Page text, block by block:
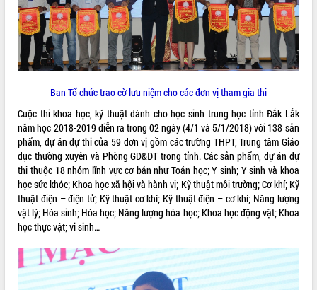
QUY HOẠCH - KẾ HOẠCH
Ban Tổ chức trao cờ lưu niệm cho các đơn vị tham gia thi
Cuộc thi khoa học, kỹ thuật dành cho học sinh trung học tỉnh Đắk Lắk
năm học 2018-2019 diễn ra trong 02 ngày (4/1 và 5/1/2018) với 138 sản
phẩm, dự án dự thi của 59 đơn vị gồm các trường THPT, Trung tâm Giáo
dục thường xuyên và Phòng GD&ĐT trong tỉnh. Các sản phẩm, dự án dự
thi thuộc 18 nhóm lĩnh vực cơ bản như Toán học; Y sinh; Y sinh và khoa
học sức khỏe; Khoa học xã hội và hành vi; Kỹ thuật môi trường; Cơ khí; Kỹ
thuật điện – điện tử; Kỹ thuật cơ khí; Kỹ thuật điện – cơ khí; Năng lượng
vật lý; Hóa sinh; Hóa học; Năng lượng hóa học; Khoa học động vật; Khoa
học thực vật; vi sinh…